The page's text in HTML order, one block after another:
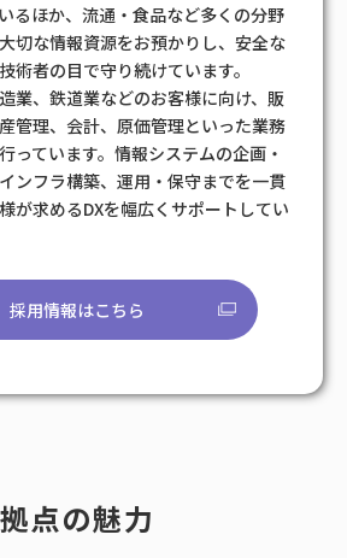
るほか、流通・食品など多くの分野
切な情報資源をお預かりし、安全な
術者の目で守り続けています。
業、鉄道業などのお客様に向け、販
管理、会計、原価管理といった業務
っています。情報システムの企画・
ンフラ構築、運用・保守までを一貫
が求めるDXを幅広くサポートしてい
採用情報はこちら
拠点の魅力